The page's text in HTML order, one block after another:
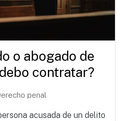
o abogado de
contratar?
penal
acusada de un delito